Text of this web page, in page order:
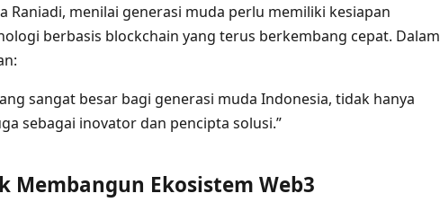
Raniadi, menilai generasi muda perlu memiliki kesiapan
berbasis blockchain yang terus berkembang cepat. Dalam
sangat besar bagi generasi muda Indonesia, tidak hanya
sebagai inovator dan pencipta solusi.”
Ekosistem Web3